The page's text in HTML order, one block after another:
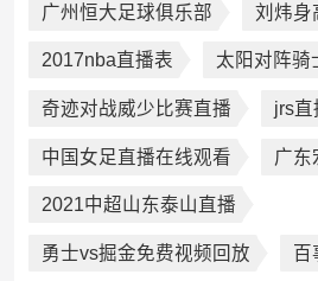
广州恒大足球俱乐部 刘炜身
2017nba直播表 太阳对阵骑
奇迹对战威少比赛直播 jrs直
中国女足直播在线观看 广东
2021中超山东泰山直播
勇士vs掘金免费视频回放 百